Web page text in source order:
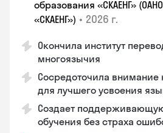
образования «СКАЕНГ»
«СКАЕНГ») • 2026 г.
Окончила институт
многоязычия
Сосредоточила внимание
для лучшего усвоения
Создает
обучения без страха